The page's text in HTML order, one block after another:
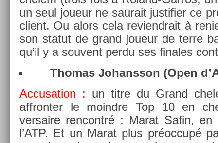
un seul joueur ne saurait just­ifi­er ce
client. Ou alors cela re­viendrait à
son statut de grand joueur de terre
qu’il y a souvent perdu ses fin­ales
Thomas Johansson (Open
Ac­cusa­tion : un titre du Grand
affront­er le moindre Top 10 en
versaire re­ncontré : Marat Safin, en
l’ATP. Et un Marat plus préoccupé